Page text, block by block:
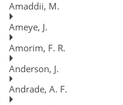
Amaddii, M.
Ameye, J.
Amorim, F. R.
Anderson, J.
Andrade, A. F.